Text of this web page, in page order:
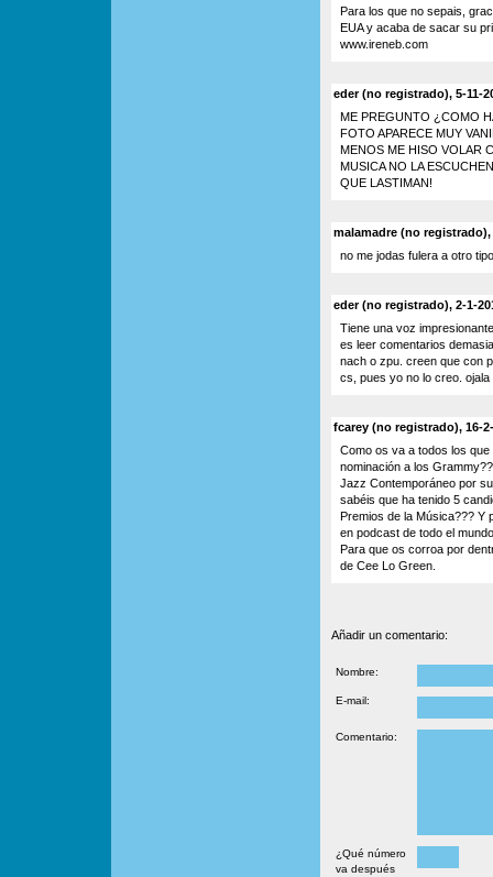
Para los que no sepais,
EUA y acaba de sacar su
www.ireneb.com
eder (no registrado), 5-11-
ME PREGUNTO ¿COMO
FOTO APARECE MUY
MENOS ME HISO VOLAR
MUSICA NO LA
QUE LASTIMAN!
malamadre (no registrado),
no me jodas fulera a otro
eder (no registrado), 2-1-
Tiene una voz
es leer comentarios
nach o zpu. creen que con
cs, pues yo no lo creo.
fcarey (no registrado), 16-
Como os va a todos los
nominación a los
Jazz Contemporáneo por
sabéis que ha tenido 5
Premios de la Música??? Y
en podcast de todo el
Para que os corroa por
de Cee Lo Green.
Añadir un comentario:
Nombre:
E-mail:
Comentario:
¿Qué número
va después